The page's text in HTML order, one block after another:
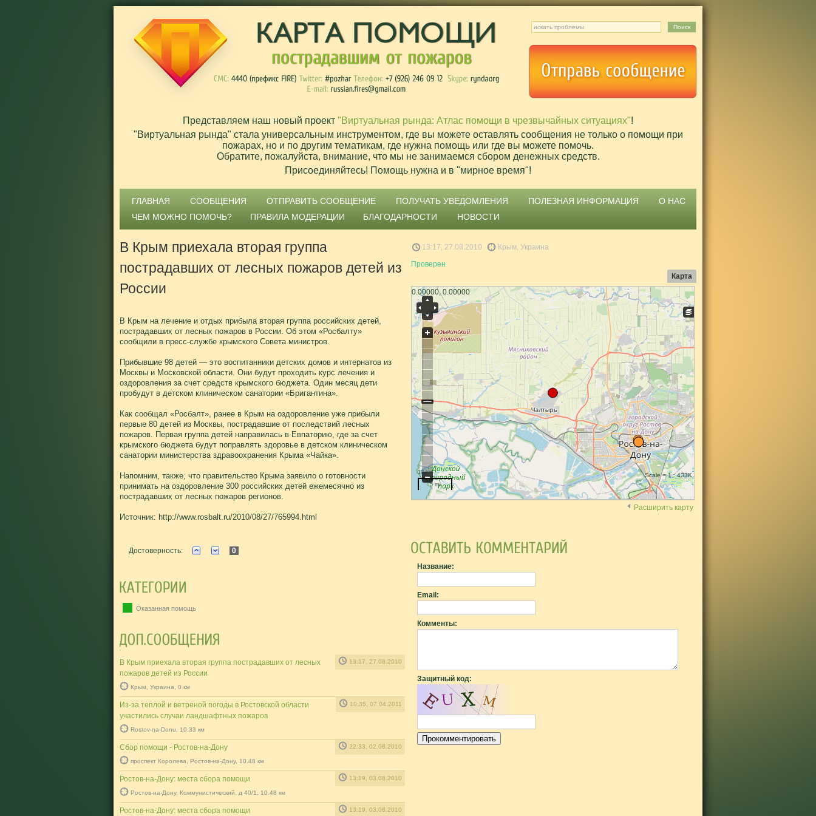
Представляем наш новый проект "Виртуальная рында: Атлас помощи в чрезвычайных ситуациях"!
"Виртуальная рында" стала универсальным инструментом, где вы можете оставлять сообщения не только о помощи при
пожарах, но и по другим тематикам, где нужна помощь или где вы можете помочь.
Обратите, пожалуйста, внимание, что мы не занимаемся сбором денежных средств.
Присоединяйтесь! Помощь нужна и в "мирное время"!
ГЛАВНАЯ СООБЩЕНИЯ ОТПРАВИТЬ СООБЩЕНИЕ ПОЛУЧАТЬ УВЕДОМЛЕНИЯ ПОЛЕЗНАЯ ИНФОРМАЦИЯ
О НАС
ЧЕМ МОЖНО ПОМОЧЬ?
ПРАВИЛА МОДЕРАЦИИ БЛАГОДАРНОСТИ НОВОСТИ
В Крым приехала вторая группа
пострадавших от лесных пожаров детей из
России
В Крым на лечение и отдых прибыла вторая группа российских детей,
пострадавших от лесных пожаров в России. Об этом «Росбалту»
сообщили в пресс-службе крымского Совета министров.
Прибывшие 98 детей — это воспитанники детских домов и интернатов из
Москвы и Московской области. Они будут проходить курс лечения и
оздоровления за счет средств крымского бюджета. Один месяц дети
пробудут в детском клиническом санатории «Бригантина».
Как сообщал «Росбалт», ранее в Крым на оздоровление уже прибыли
первые 80 детей из Москвы, пострадавшие от последствий лесных
пожаров. Первая группа детей направилась в Евпаторию, где за счет
крымского бюджета будут поправлять здоровье в детском клиническом
санатории министерства здравоохранения Крыма «Чайка».
Напомним, также, что правительство Крыма заявило о готовности
принимать на оздоровление 300 российских детей ежемесячно из
пострадавших от лесных пожаров регионов.
Источник: http://www.rosbalt.ru/2010/08/27/765994.html
Достоверность: 0
Оказанная помощь
В Крым приехала вторая группа пострадавших от лесных
пожаров детей из России
13:17, 27.08.2010
Крым, Украина, 0 км
Из-за теплой и ветреной погоды в Ростовской области
участились случаи ландшафтных пожаров
10:35, 07.04.2011
Rostov-na-Donu, 10.33 км
Сбор помощи - Ростов-на-Дону 22:33, 02.08.2010
проспект Королева, Ростов-на-Дону, 10.48 км
Ростов-на-Дону: места сбора помощи 13:19, 03.08.2010
Ростов-на-Дону, Коммунистический, д 40/1, 10.48 км
Ростов-на-Дону: места сбора помощи 13:19, 03.08.2010
13:17, 27.08.2010
Крым, Украина
Проверен
Карта
0.00000, 0.00000
Scale = 1 : 433K
10 km
5 mi
Расширить карту
Название:
Email:
Комменты:
Защитный код: